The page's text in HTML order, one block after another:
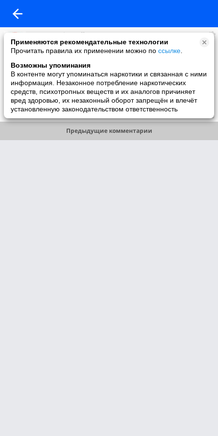
Применяются рекомендательные технологии
Прочитать правила их применении можно по ссылке
Возможны упоминания
В контенте могут упоминаться наркотики и связанная с ними
информация. Незаконное потребление наркотических
средств, психотропных веществ и их аналогов причиняет
вред здоровью, их незаконный оборот запрещён и влечёт
установленную законодательством ответственность
Портал Инфознайка. Конкурсы ученикам и ПК учителям
added a photo
28 Nov в 00:09
Предыдущие комментарии